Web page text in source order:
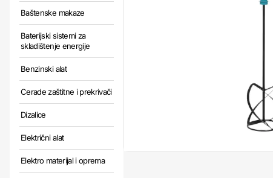
Baštenske makaze
Baterijski sistemi za
skladištenje energije
Benzinski alat
Cerade zaštitne i prekrivači
Dizalice
Električni alat
Elektro materijal i oprema